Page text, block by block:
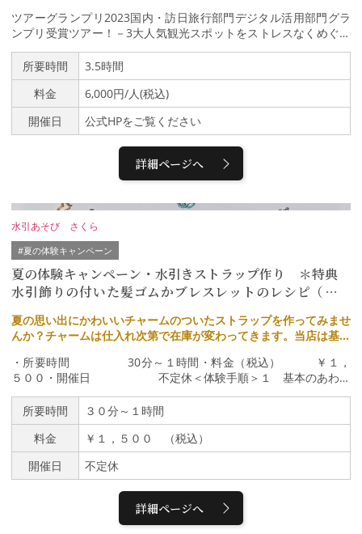
ツアーグランプリ2023国内・訪日旅行部門デジタル活用部門グラ
ンプリ受賞ツアー！－3大人気観光スポットをストレスなくめぐる
－金沢の名所を安心・安全で快適に車窓から巡るバスツアー。観光
地や景色に合わせてお手元のタブレットに説明ガイド(特許出願中)
が流れ、まるで地元の人と旅をしているかのよう。途中、兼六園・
金沢21世紀美術館・ひがし茶屋街に停車し、散策を楽しめます。
昼食をご希望の方は、近江町市場の下車も可能。はじめて金沢を訪
れる方もこのバスに乗れば効率よく定番観光スポットを約3.5時間
しみませんか。※散策等歩く箇所が複数ありますので、歩きやすい
靴でご参加ください。【料金】6,000円/人(税込)【カスタマイズ】
7:00～9:30 金沢彩の庭ホテルで朝食トリップアドバイザーや楽天
ル』の朝食を楽しみ、1日を優雅にスタートしましょう。※7:00以
降、ツアー開始に間に合うよう、時間に余裕をもってホテルフロン
トまでお越しください。（送迎はございません）※金沢彩の庭ホテ
ルまでは各自でお越しください。※3日前までにご予約下さい。＜
寿し割烹寿し若の寿司弁当＞追加料金+4,000円/人（税込）ツアー
若」の出前弁当をお楽しみください。※ハイアットセントリックの
ランチとの併用はできません。※4日前までにご予約下さい。●ま
た、バスツアーと『金沢彩の庭ホテル』のご宿泊をセットにしたプ
ランもございます。https://kanazawaadventures.com/ja/japan_t
our/9464/－ツアー行程－金沢駅西広場団体バス乗降場【10:00
発】▼バス巡り▼兼六園(散策) または 兼六亭茶道体験 ※入園
チケット付き▼バス巡り▼金沢21世紀美術館【散策】▼バス巡り
▼ひがし茶屋街【散策】▼近江町市場【下車可能】▼金沢駅西広場
団体バス乗降場【13:40頃着】－ラグジュアリーバス『彩の風』号
について－【乗客15名様だけの寛ぎ空間】通常は27人程度の座席
が設けられる中型バスの中に広がるのは、わずか15席のゆとりあ
る空間。座席のシートはのんびりと寛げる大きめのものを使用し、
レッグレストも完備。前後ゆとりのある間隔で、リクライニングも
快適にご利用いただけます。新幹線のグランクラスを思わせるよう
所要時間
3.5時間
料金
6,000円/人(税込)
開催日
公式HPをご覧ください
詳細ページへ
夏の体験キャンペーン・水引きストラップ作り ＊特典
水引飾りの付いた髪ゴムかブレスレットのレシピ（水引
付）をプレゼント！！
水引あそび さくら
#夏の体験キャンペーン
夏の思い出にかわいいチャームのついたストラップを作ってみませ
んか？チャームは仕入れ次第で在庫が変わってきます。当店は基本
ます。
・所要時間 30分～１時間・料金（税込） ￥１，
５００・開催日 不定休＜体験手順＞１ 基本のあわじ
結びを練習します２ 作品にあわせて様々な結びを結びます３ チ
ャームを取り付けますチャームはイルカ、猫、桜等のかわいい物を
ご用意しています手の小さなお子様でも結べる様工夫しています
所要時間
３０分～１時間
料金
￥１，５００ （税込）
開催日
不定休
詳細ページへ